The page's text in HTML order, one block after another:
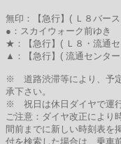
無印：【急行】( Ｌ８バー
●：スカイウォーク前ゆき
★：【急行】( Ｌ８・流通
▲：【急行】( 流通センタ
※ 道路渋滞等により、予
承下さい。
※ 祝日は休日ダイヤで運行
ご注意：ダイヤ改正により
間前までに新しい時刻表を
付を検索した場合は、乗車